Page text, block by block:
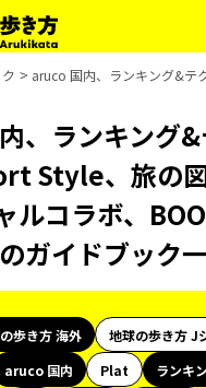
aruco 国内、ランキング&テ
、ランキング&
Style、旅の
ルコラボ、
ガイドブック
歩き方 海外
地球の歩き方 J
aruco 国内 Plat
ランキ